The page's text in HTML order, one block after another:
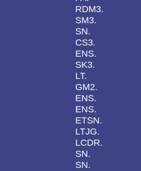
RDM3.
SM3.
SN.
CS3.
ENS.
SK3.
LT.
GM2.
ENS.
ENS.
ETSN.
LTJG.
LCDR.
SN.
SN.